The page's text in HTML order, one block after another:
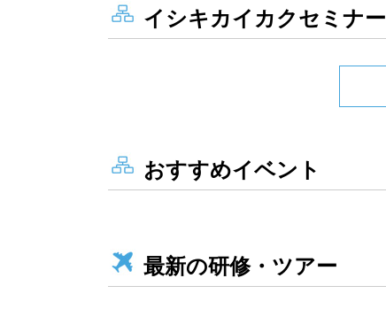
イシキカイカクセミナー
おすすめイベント
最新の研修・ツアー